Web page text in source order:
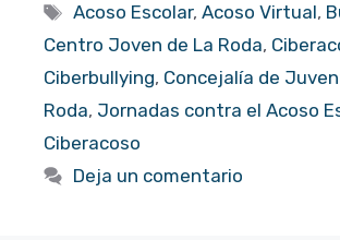
Etiquetas
Acoso Escolar,Acoso Virtual,
Centro Joven de La Roda,
Ciberbullying, Concejalía de
Roda, Jornadas contra el Acoso
Ciberacoso
Deja un comentario